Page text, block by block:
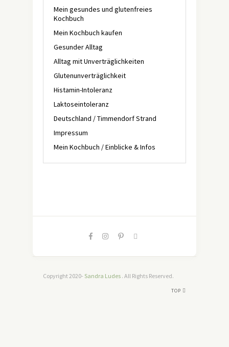
Mein gesundes und glutenfreies
Kochbuch
Mein Kochbuch kaufen
Gesunder Alltag
Alltag mit Unverträglichkeiten
Glutenunverträglichkeit
Histamin-Intoleranz
Laktoseintoleranz
Deutschland / Timmendorf Strand
Impressum
Mein Kochbuch / Einblicke & Infos
Copyright 2020- Sandra Ludes . All Rights Reserved.
TOP